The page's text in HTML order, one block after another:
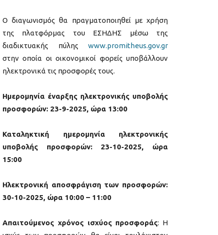
Ο διαγωνισμός θα πραγματοποιηθεί με χρήση
της πλατφόρμας του ΕΣΗΔΗΣ μέσω της
διαδικτυακής πύλης www.promitheus.gov.gr
στην οποία οι οικονομικοί φορείς υποβάλλουν
ηλεκτρονικά τις προσφορές τους.
Ημερομηνία έναρξης ηλεκτρονικής υποβολής
προσφορών: 23-9-2025, ώρα 13:00
Καταληκτική ημερομηνία ηλεκτρονικής
υποβολής προσφορών: 23-10-2025, ώρα
15:00
Ηλεκτρονική αποσφράγιση των προσφορών:
30-10-2025, ώρα 10:00 – 11:00
Απαιτούμενος χρόνος ισχύος προσφοράς: Η